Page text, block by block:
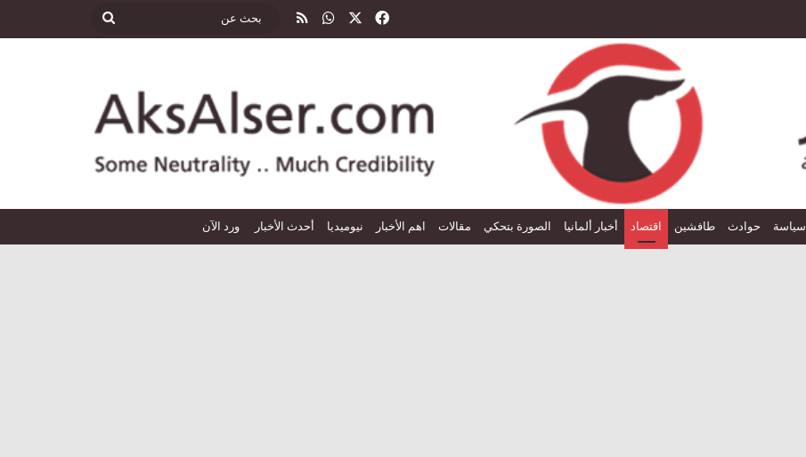
فيسبوك واتسابملخص الموقع RSS بحث
سياسة حوادث طافشين اقتصاد أخبار ألمانيا الصورة بتحكي مقالات اهم الأخبار نيوميديا أحدث الأخبار ورد الآن